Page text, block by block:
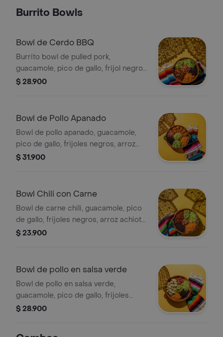
Burrito Bowls
Bowl de Cerdo BBQ
Burrito bowl de pulled pork,
guacamole, pico de gallo, frijol negro,
arroz achiote y lechuga.
$ 28.900
Bowl de Pollo Apanado
Bowl de pollo apanado, guacamole,
pico de gallo, frijoles negros, arroz
achiote y lechuga.
$ 31.900
Bowl Chili con Carne
Bowl de carne chili, guacamole, pico
de gallo, frijoles negros, arroz achiote,
lechuga y salsa verde.
$ 23.900
Bowl de pollo en salsa verde
Bowl de pollo en salsa verde,
guacamole, pico de gallo, frijoles
negros, arroz achiote y lechuga.
$ 28.900